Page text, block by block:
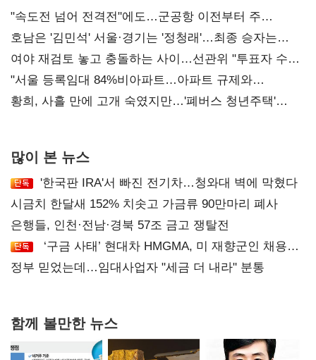
"속도전 넘어 전격전"에도…군공항 이전부터 주
52시간까지 '뇌관'
호남은 '김민석' 서울·경기는 '정청래'…최종 승자는
'안갯속'
여야 재검토 놓고 충돌하는 사이…선관위 "투표자 수
오차 당연"
"서울 등록임대 84%비아파트…아파트 규제와
달리해야"
황희, 사흘 만에 고개 숙였지만…'폐버스 청년주택'
많이 본 뉴스
'한국판 IRA'서 빠진 전기차…청와대 벽에 막혔다
시금치 한달새 152% 치솟고 가금류 90만마리 폐사
은행들, 인천·전남·경북 57조 금고 쟁탈전
‘구금 사태’ 현대차 HMGMA, 미 재향군인 채용
확대로 분위기 반전
정부 믿었는데…임대사업자 "세금 더 내라" 분통
함께 볼만한 뉴스